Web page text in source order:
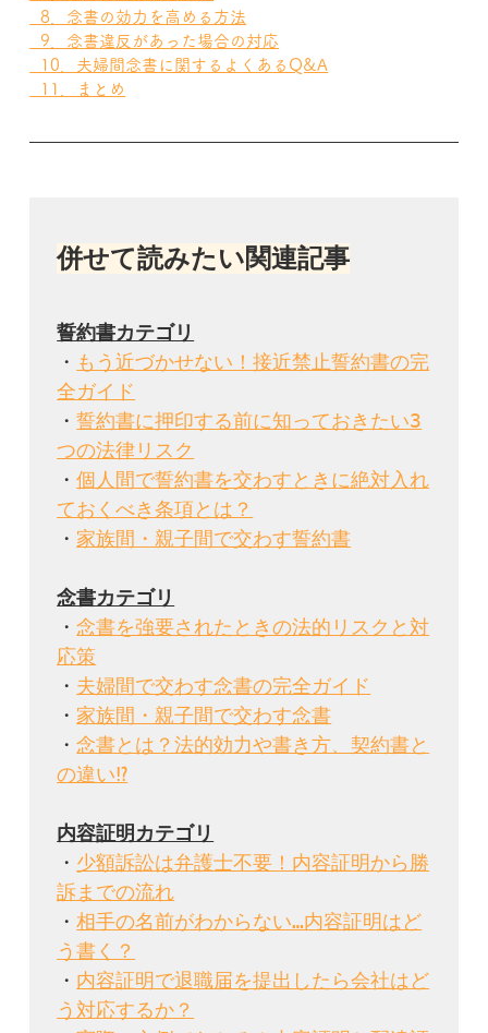
8．念書の効力を高める方法
9．念書違反があった場合の対応
10．夫婦間念書に関するよくあるQ&A
11．まとめ
併せて読みたい関連記事
・ もう近づかせない！接近禁止誓約書の完
全ガイド
・誓約書に押印する前に知っておきたい3
つの法律リスク
・個人間で誓約書を交わすときに絶対入れ
ておくべき条項とは？
・ 家族間・親子間で交わす誓約書
・念書を強要されたときの法的リスクと対
応策
・ 夫婦間で交わす念書の完全ガイド
・ 家族間・親子間で交わす念書
・念書とは？法的効力や書き方、契約書と
の違い⁉
・ 少額訴訟は弁護士不要！内容証明から勝
訴までの流れ
・相手の名前がわからない…内容証明はど
う書く？
・ 内容証明で退職届を提出したら会社はど
う対応するか？